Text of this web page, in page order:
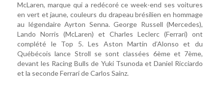
McLaren, marque qui a redécoré ce week-end ses voitures
en vert et jaune, couleurs du drapeau brésilien en hommage
au légendaire Ayrton Senna. George Russell (Mercedes),
Lando Norris (McLaren) et Charles Leclerc (Ferrari) ont
complété le Top 5. Les Aston Martin d’Alonso et du
Québécois lance Stroll se sont classées 6ème et 7ème,
devant les Racing Bulls de Yuki Tsunoda et Daniel Ricciardo
et la seconde Ferrari de Carlos Sainz.